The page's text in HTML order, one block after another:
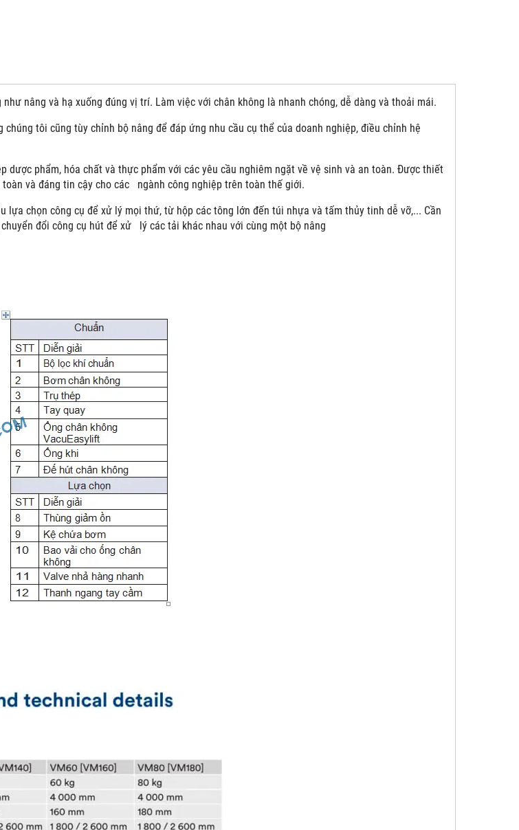
nâng và hạ xuống đúng vị trí. Làm việc với chân không là nhanh chóng, dễ dàng và thoải mái.
tôi cũng tùy chỉnh bộ nâng để đáp ứng nhu cầu cụ thể của doanh nghiệp, điều chỉnh hệ
dược phẩm, hóa chất và thực phẩm với các yêu cầu nghiêm ngặt về vệ sinh và an toàn. Được thiết
toàn và đáng tin cậy cho các ngành công nghiệp trên toàn thế giới.
lựa chọn công cụ để xử lý mọi thứ, từ hộp các tông lớn đến túi nhựa và tấm thủy tinh dễ vỡ,... Cần
đổi công cụ hút để xử lý các tải khác nhau với cùng một bộ nâng